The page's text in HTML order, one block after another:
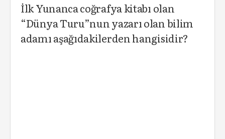
İlk Yunanca coğrafya kitabı olan
“Dünya Turu”nun yazarı olan bilim
adamı aşağıdakilerden hangisidir?